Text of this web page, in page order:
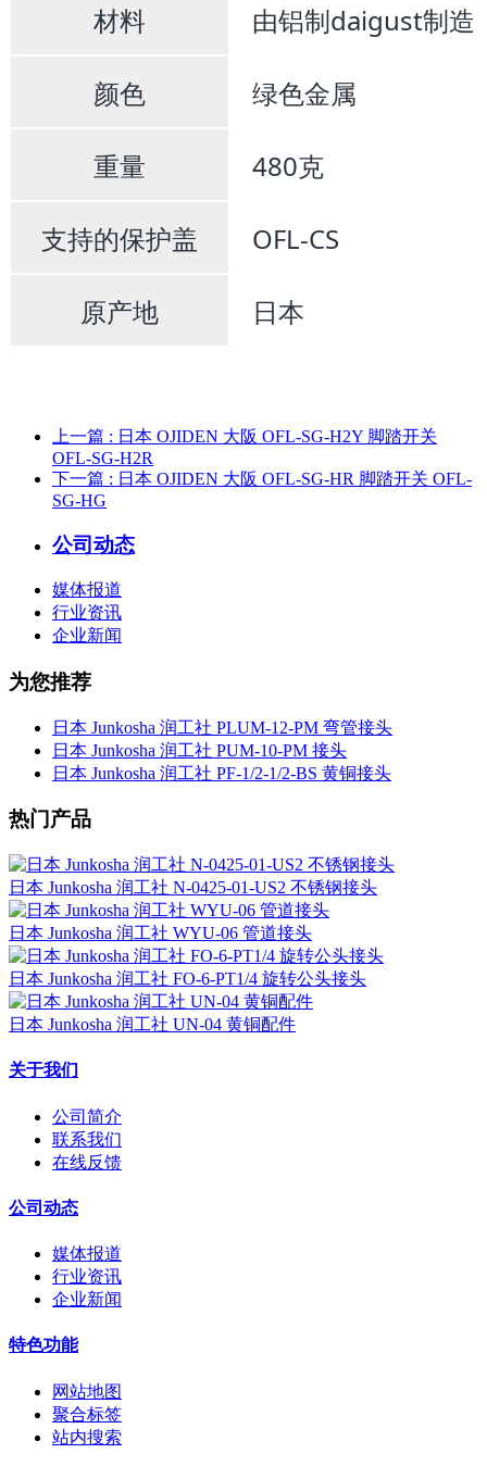
材料 由铝制daigust制造
颜色 绿色金属
重量 480克
支持的保护盖 OFL-CS
原产地 日本
上一篇 : 日本 OJIDEN 大阪 OFL-SG-H2Y 脚踏开关
OFL-SG-H2R
下一篇 : 日本 OJIDEN 大阪 OFL-SG-HR 脚踏开关 OFL-
SG-HG
公司动态
媒体报道
行业资讯
企业新闻
为您推荐
日本 Junkosha 润工社 PLUM-12-PM 弯管接头
日本 Junkosha 润工社 PUM-10-PM 接头
日本 Junkosha 润工社 PF-1/2-1/2-BS 黄铜接头
热门产品
日本 Junkosha 润工社 N-0425-01-US2 不锈钢接头
日本 Junkosha 润工社 WYU-06 管道接头
日本 Junkosha 润工社 FO-6-PT1/4 旋转公头接头
日本 Junkosha 润工社 UN-04 黄铜配件
关于我们
公司简介
联系我们
在线反馈
公司动态
媒体报道
行业资讯
企业新闻
特色功能
网站地图
聚合标签
站内搜索